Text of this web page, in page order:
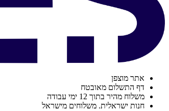
אתר מוצפן
דף התשלום מאובטח
משלוח מהיר בתוך 12 ימי עבודה
חנות ישראלית. משלוחים מישראל